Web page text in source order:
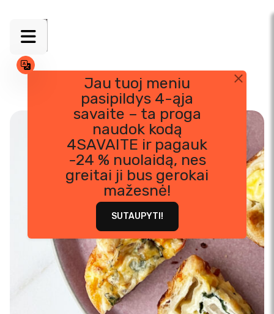
Jau tuoj meniu
pasipildys 4-ąja
savaite – ta proga
naudok kodą
4SAVAITE ir pagauk
-24 % nuolaidą, nes
greitai ji bus gerokai
mažesnė!
SUTAUPYTI!